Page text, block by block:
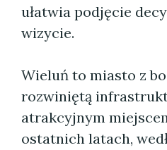
ułatwia podjęcie
wizycie.
Wieluń to miasto z
rozwiniętą
atrakcyjnym
ostatnich latach,